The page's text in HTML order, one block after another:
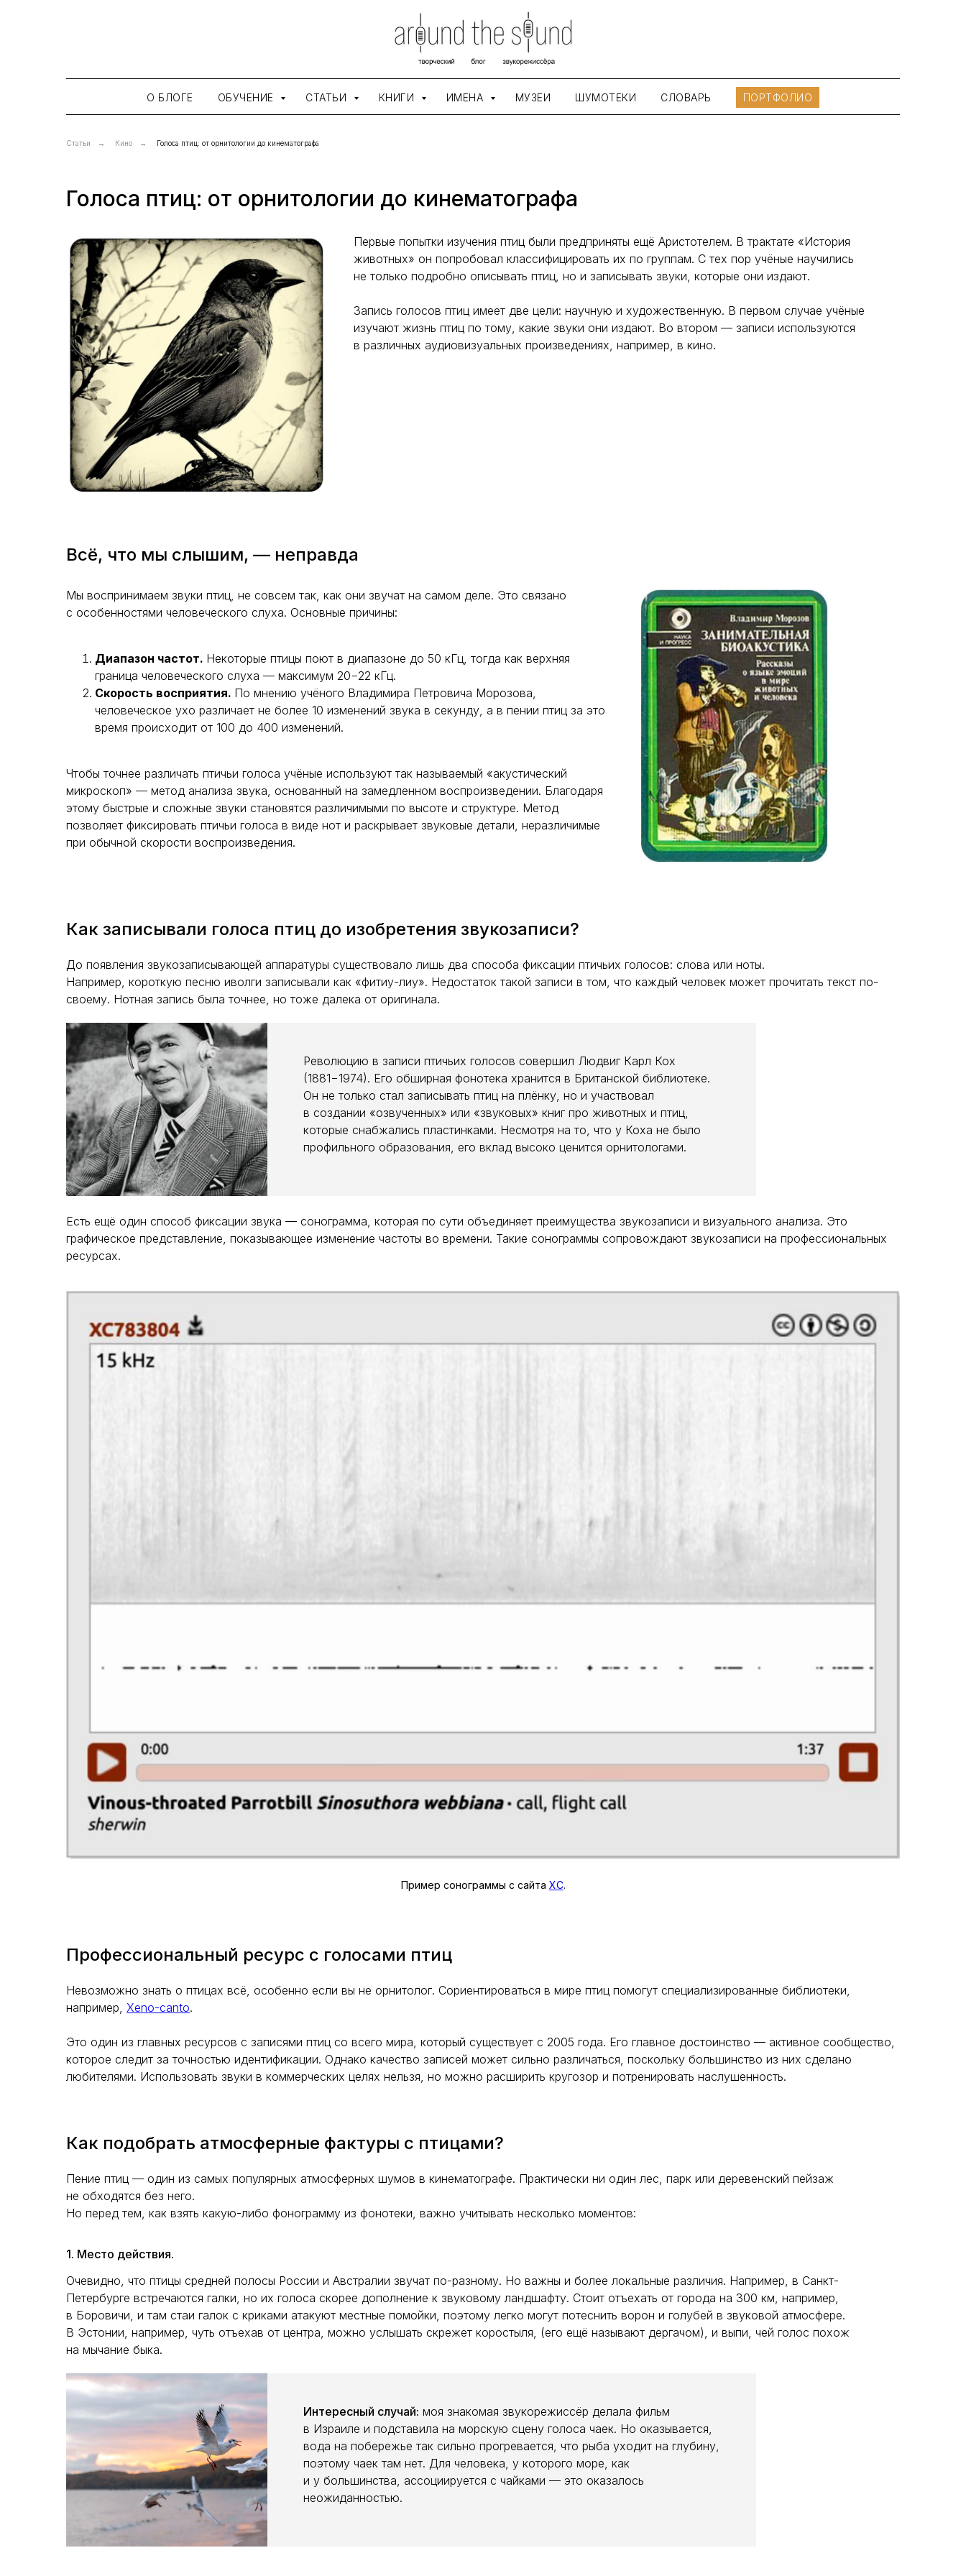
О БЛОГЕ ОБУЧЕНИЕ СТАТЬИ КНИГИ ИМЕНА МУЗЕИ ШУМОТЕКИ СЛОВАРЬ ПОРТФОЛИО
Статьи → Кино → Голоса птиц: от орнитологии до кинематографа
Голоса птиц: от орнитологии до кинематографа
Первые попытки изучения птиц были предприняты ещё Аристотелем. В трактате «История
животных» он попробовал классифицировать их по группам. С тех пор учёные научились
не только подробно описывать птиц, но и записывать звуки, которые они издают.
Запись голосов птиц имеет две цели: научную и художественную. В первом случае учёные
изучают жизнь птиц по тому, какие звуки они издают. Во втором — записи используются
в различных аудиовизуальных произведениях, например, в кино.
Всё, что мы слышим, — неправда
Мы воспринимаем звуки птиц, не совсем так, как они звучат на самом деле. Это связано
с особенностями человеческого слуха. Основные причины:
Диапазон частот. Некоторые птицы поют в диапазоне до 50 кГц, тогда как верхняя
граница человеческого слуха — максимум 20−22 кГц.
Скорость восприятия. По мнению учёного Владимира Петровича Морозова,
человеческое ухо различает не более 10 изменений звука в секунду, а в пении птиц за это
время происходит от 100 до 400 изменений.
Чтобы точнее различать птичьи голоса учёные используют так называемый «акустический
микроскоп» — метод анализа звука, основанный на замедленном воспроизведении. Благодаря
этому быстрые и сложные звуки становятся различимыми по высоте и структуре. Метод
позволяет фиксировать птичьи голоса в виде нот и раскрывает звуковые детали, неразличимые
при обычной скорости воспроизведения.
Как записывали голоса птиц до изобретения звукозаписи?
До появления звукозаписывающей аппаратуры существовало лишь два способа фиксации птичьих голосов: слова или ноты.
Например, короткую песню иволги записывали как «фитиу­-лиу». Недостаток такой записи в том, что каждый человек может прочитать текст по-
своему. Нотная запись была точнее, но тоже далека от оригинала.
Революцию в записи птичьих голосов совершил Людвиг Карл Кох
(1881−1974). Его обширная фонотека хранится в Британской библиотеке.
Он не только стал записывать птиц на плёнку, но и участвовал
в создании «озвученных» или «звуковых» книг про животных и птиц,
которые снабжались пластинками. Несмотря на то, что у Коха не было
профильного образования, его вклад высоко ценится орнитологами.
Есть ещё один способ фиксации звука — сонограмма, которая по сути объединяет преимущества звукозаписи и визуального анализа. Это
графическое представление, показывающее изменение частоты во времени. Такие сонограммы сопровождают звукозаписи на профессиональных
ресурсах.
Пример сонограммы с сайта XС.
Профессиональный ресурс с голосами птиц
Невозможно знать о птицах всё, особенно если вы не орнитолог. Сориентироваться в мире птиц помогут специализированные библиотеки,
например, Xeno-canto.
Это один из главных ресурсов с записями птиц со всего мира, который существует с 2005 года. Его главное достоинство — активное сообщество,
которое следит за точностью идентификации. Однако качество записей может сильно различаться, поскольку большинство из них сделано
любителями. Использовать звуки в коммерческих целях нельзя, но можно расширить кругозор и потренировать наслушенность.
Как подобрать атмосферные фактуры с птицами?
Пение птиц — один из самых популярных атмосферных шумов в кинематографе. Практически ни один лес, парк или деревенский пейзаж
не обходятся без него.
Но перед тем, как взять какую-либо фонограмму из фонотеки, важно учитывать несколько моментов:
1. Место действия.
Очевидно, что птицы средней полосы России и Австралии звучат по-разному. Но важны и более локальные различия. Например, в Санкт-
Петербурге встречаются галки, но их голоса скорее дополнение к звуковому ландшафту. Стоит отъехать от города на 300 км, например,
в Боровичи, и там стаи галок с криками атакуют местные помойки, поэтому легко могут потеснить ворон и голубей в звуковой атмосфере.
В Эстонии, например, чуть отъехав от центра, можно услышать скрежет коростыля, (его ещё называют дергачом), и выпи, чей голос похож
на мычание быка.
Интересный случай: моя знакомая звукорежиссёр делала фильм
в Израиле и подставила на морскую сцену голоса чаек. Но оказывается,
вода на побережье так сильно прогревается, что рыба уходит на глубину,
поэтому чаек там нет. Для человека, у которого море, как
и у большинства, ассоциируется с чайками — это оказалось
неожиданностью.